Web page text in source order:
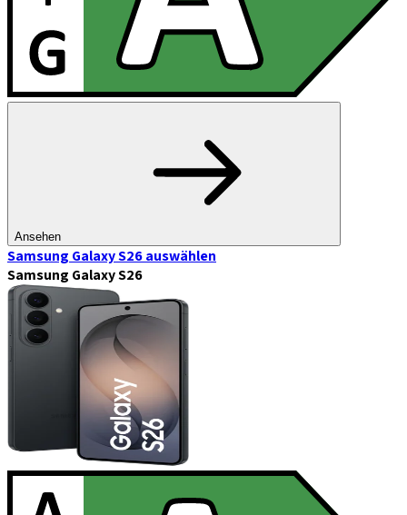
Ansehen
Samsung Galaxy S26auswählen
Samsung Galaxy S26